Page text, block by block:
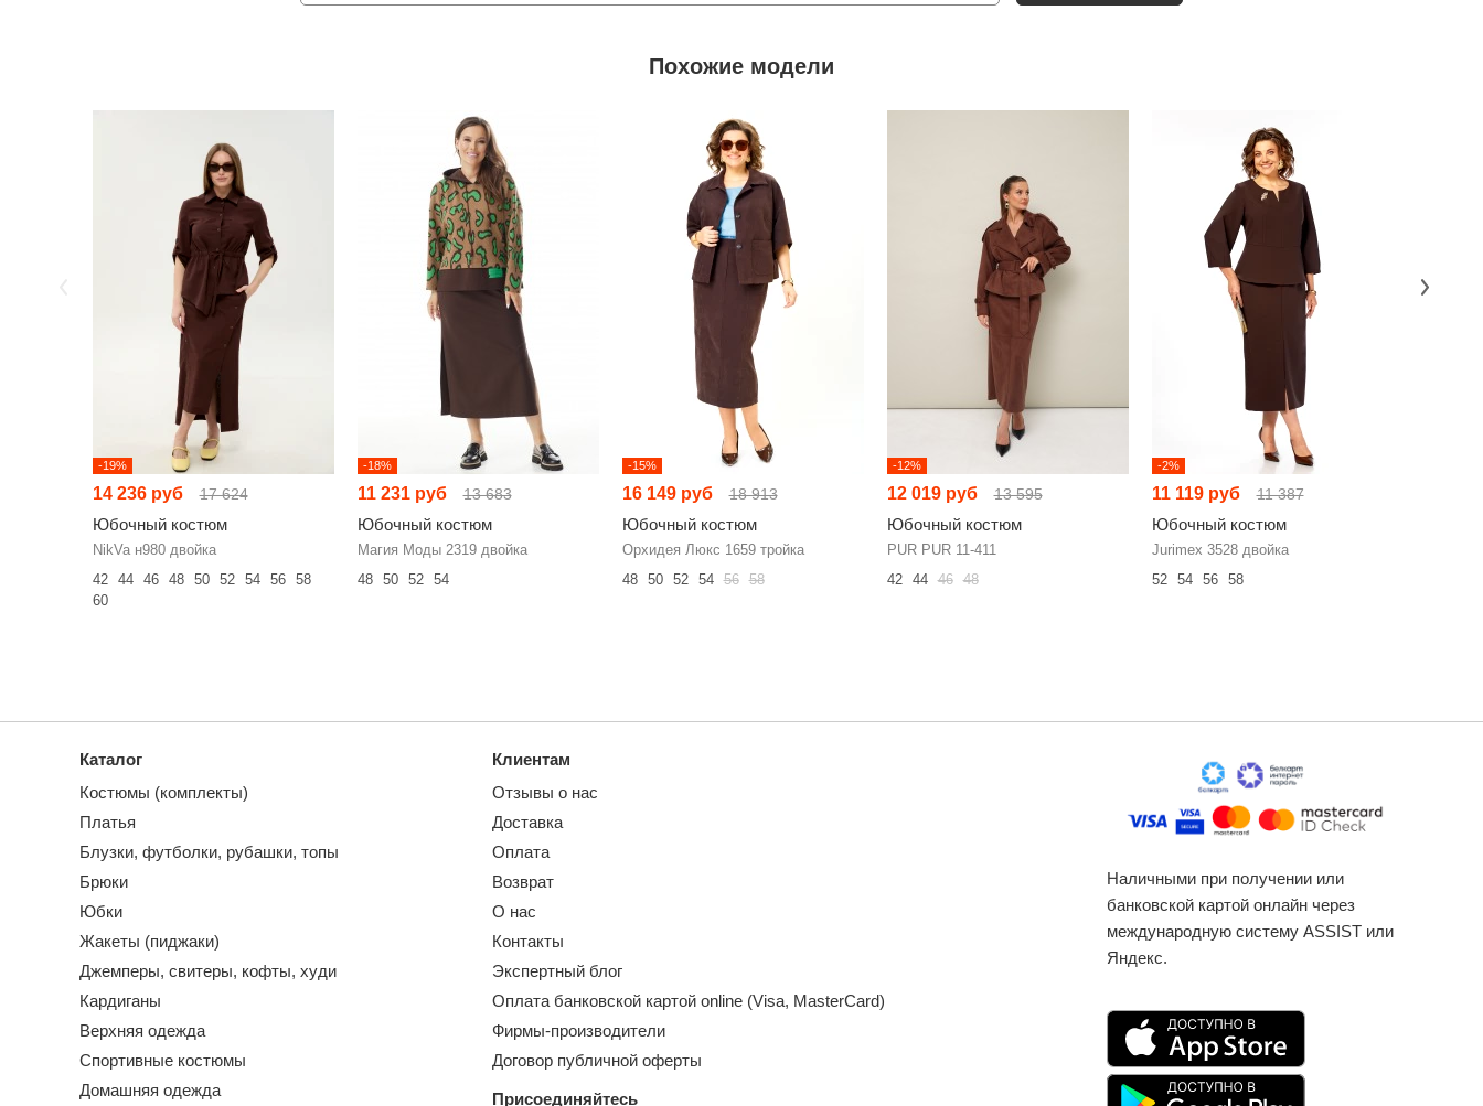
Похожие модели
-19%
14 236 руб 17 624
Юбочный костюм
NikVa н980 двойка
42
44 46 48 50 52 54 56
58
60
-18%
11 231 руб 13 683
Юбочный костюм
Магия Моды 2319 двойка
48
50 52 54
-15%
16 149 руб 18 913
Юбочный костюм
Орхидея Люкс 1659 тройка
48
50 52 54 56 58
-12%
12 019 руб 13 595
Юбочный костюм
PUR PUR 11-411
42
44 46 48
-2%
11 119 руб 11 387
Юбочный костюм
Jurimex 3528 двойка
52
54 56 58
Каталог
Костюмы (комплекты)
Платья
Блузки, футболки, рубашки, топы
Брюки
Юбки
Жакеты (пиджаки)
Джемперы, свитеры, кофты, худи
Кардиганы
Верхняя одежда
Спортивные костюмы
Домашняя одежда
Клиентам
Отзывы о нас
Доставка
Оплата
Возврат
О нас
Контакты
Экспертный блог
Оплата банковской картой online (Visa, MasterCard)
Фирмы-производители
Договор публичной оферты
Присоединяйтесь
Наличными при получении или
банковской картой онлайн через
международную систему ASSIST или
Яндекс.